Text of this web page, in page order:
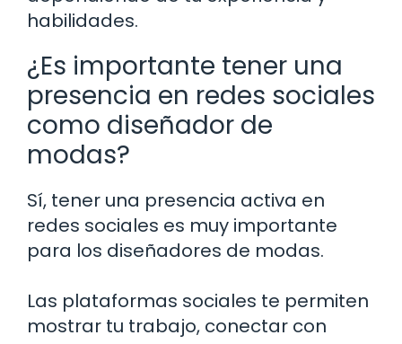
habilidades.
¿Es importante tener una
presencia en redes sociales
como diseñador de
modas?
Sí, tener una presencia activa en
redes sociales es muy importante
para los diseñadores de modas.
Las plataformas sociales te permiten
mostrar tu trabajo, conectar con